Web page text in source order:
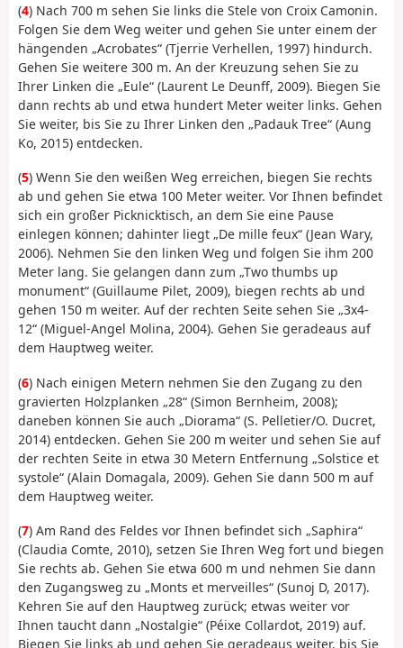
(4) Nach 700 m sehen Sie links die Stele von Croix Camonin.
Folgen Sie dem Weg weiter und gehen Sie unter einem der
hängenden „Acrobates“ (Tjerrie Verhellen, 1997) hindurch.
Gehen Sie weitere 300 m. An der Kreuzung sehen Sie zu
Ihrer Linken die „Eule“ (Laurent Le Deunff, 2009). Biegen Sie
dann rechts ab und etwa hundert Meter weiter links. Gehen
Sie weiter, bis Sie zu Ihrer Linken den „Padauk Tree“ (Aung
Ko, 2015) entdecken.
(5) Wenn Sie den weißen Weg erreichen, biegen Sie rechts
ab und gehen Sie etwa 100 Meter weiter. Vor Ihnen befindet
sich ein großer Picknicktisch, an dem Sie eine Pause
einlegen können; dahinter liegt „De mille feux“ (Jean Wary,
2006). Nehmen Sie den linken Weg und folgen Sie ihm 200
Meter lang. Sie gelangen dann zum „Two thumbs up
monument“ (Guillaume Pilet, 2009), biegen rechts ab und
gehen 150 m weiter. Auf der rechten Seite sehen Sie „3x4-
12“ (Miguel-Angel Molina, 2004). Gehen Sie geradeaus auf
dem Hauptweg weiter.
(6) Nach einigen Metern nehmen Sie den Zugang zu den
gravierten Holzplanken „28“ (Simon Bernheim, 2008);
daneben können Sie auch „Diorama“ (S. Pelletier/O. Ducret,
2014) entdecken. Gehen Sie 200 m weiter und sehen Sie auf
der rechten Seite in etwa 30 Metern Entfernung „Solstice et
systole“ (Alain Domagala, 2009). Gehen Sie dann 500 m auf
dem Hauptweg weiter.
(7) Am Rand des Feldes vor Ihnen befindet sich „Saphira“
(Claudia Comte, 2010), setzen Sie Ihren Weg fort und biegen
Sie rechts ab. Gehen Sie etwa 600 m und nehmen Sie dann
den Zugangsweg zu „Monts et merveilles“ (Sunoj D, 2017).
Kehren Sie auf den Hauptweg zurück; etwas weiter vor
Ihnen taucht dann „Nostalgie“ (Péixe Collardot, 2019) auf.
Biegen Sie links ab und gehen Sie geradeaus weiter, bis Sie